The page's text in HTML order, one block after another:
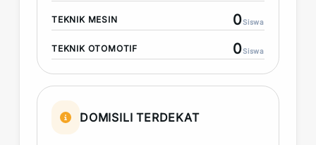
TEKNIK MESIN 0Siswa
TEKNIK OTOMOTIF 0Siswa
DOMISILI TERDEKAT